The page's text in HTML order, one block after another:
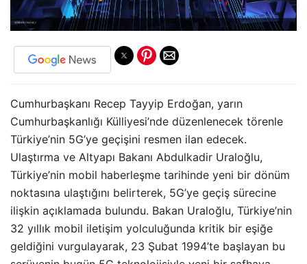
Cumhurbaşkanı Recep Tayyip Erdoğan, yarın
Cumhurbaşkanlığı Külliyesi’nde düzenlenecek törenle
Türkiye’nin 5G’ye geçişini resmen ilan edecek.
Ulaştırma ve Altyapı Bakanı Abdulkadir Uraloğlu,
Türkiye’nin mobil haberleşme tarihinde yeni bir dönüm
noktasına ulaştığını belirterek, 5G’ye geçiş sürecine
ilişkin açıklamada bulundu. Bakan Uraloğlu, Türkiye’nin
32 yıllık mobil iletişim yolculuğunda kritik bir eşiğe
geldiğini vurgulayarak, 23 Şubat 1994’te başlayan bu